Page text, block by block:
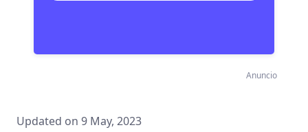
Anuncio
Updated on 9 May, 2023